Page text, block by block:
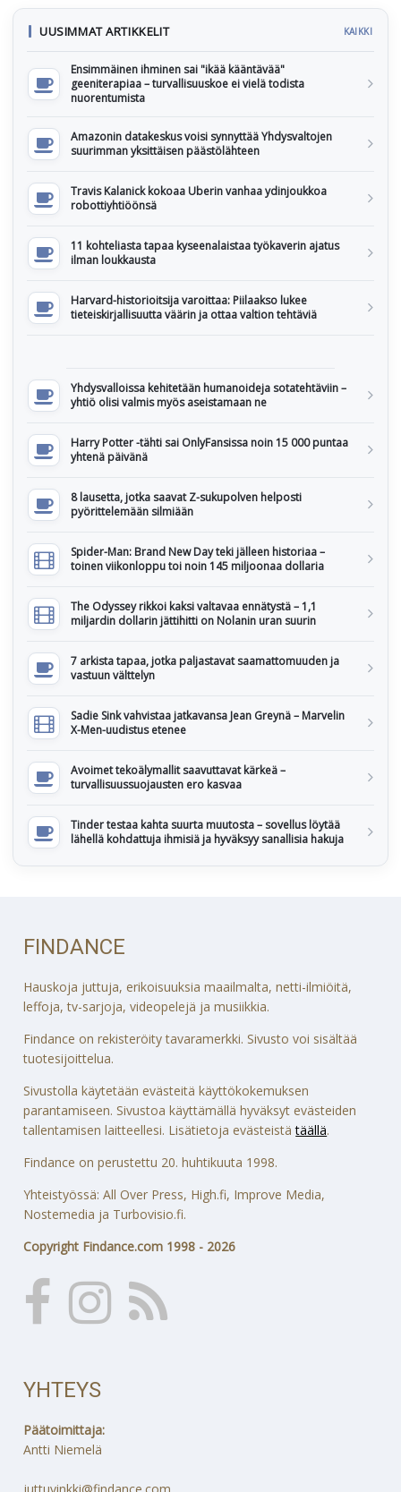
UUSIMMAT ARTIKKELIT KAIKKI
Ensimmäinen ihminen sai "ikää kääntävää"
geeniterapiaa – turvallisuuskoe ei vielä todista
nuorentumista
Amazonin datakeskus voisi synnyttää Yhdysvaltojen
suurimman yksittäisen päästölähteen
Travis Kalanick kokoaa Uberin vanhaa ydinjoukkoa
robottiyhtiöönsä
11 kohteliasta tapaa kyseenalaistaa työkaverin ajatus
ilman loukkausta
Harvard-historioitsija varoittaa: Piilaakso lukee
tieteiskirjallisuutta väärin ja ottaa valtion tehtäviä
Yhdysvalloissa kehitetään humanoideja sotatehtäviin –
yhtiö olisi valmis myös aseistamaan ne
Harry Potter -tähti sai OnlyFansissa noin 15 000 puntaa
yhtenä päivänä
8 lausetta, jotka saavat Z-sukupolven helposti
pyörittelemään silmiään
Spider-Man: Brand New Day teki jälleen historiaa –
toinen viikonloppu toi noin 145 miljoonaa dollaria
The Odyssey rikkoi kaksi valtavaa ennätystä – 1,1
miljardin dollarin jättihitti on Nolanin uran suurin
7 arkista tapaa, jotka paljastavat saamattomuuden ja
vastuun välttelyn
Sadie Sink vahvistaa jatkavansa Jean Greynä – Marvelin
X-Men-uudistus etenee
Avoimet tekoälymallit saavuttavat kärkeä –
turvallisuussuojausten ero kasvaa
Tinder testaa kahta suurta muutosta – sovellus löytää
lähellä kohdattuja ihmisiä ja hyväksyy sanallisia hakuja
FINDANCE
Hauskoja juttuja, erikoisuuksia maailmalta, netti-ilmiöitä,
leffoja, tv-sarjoja, videopelejä ja musiikkia.
Findance on rekisteröity tavaramerkki. Sivusto voi sisältää
tuotesijoittelua.
Sivustolla käytetään evästeitä käyttökokemuksen
parantamiseen. Sivustoa käyttämällä hyväksyt evästeiden
tallentamisen laitteellesi. Lisätietoja evästeistätäällä.
Findance on perustettu 20. huhtikuuta 1998.
Yhteistyössä: All Over Press, High.fi, Improve Media,
Nostemedia ja Turbovisio.fi.
Copyright Findance.com 1998 - 2026
YHTEYS
Päätoimittaja:
Antti Niemelä